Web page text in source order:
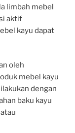
limbah mebel
aktif
kayu dapat
oleh
mebel kayu
dengan
baku kayu